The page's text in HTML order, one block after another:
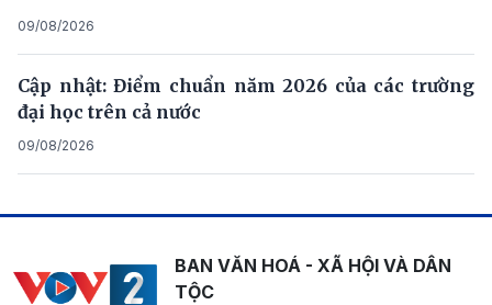
09/08/2026
Cập nhật: Điểm chuẩn năm 2026 của các trường
đại học trên cả nước
09/08/2026
BAN VĂN HOÁ - XÃ HỘI VÀ DÂN
TỘC